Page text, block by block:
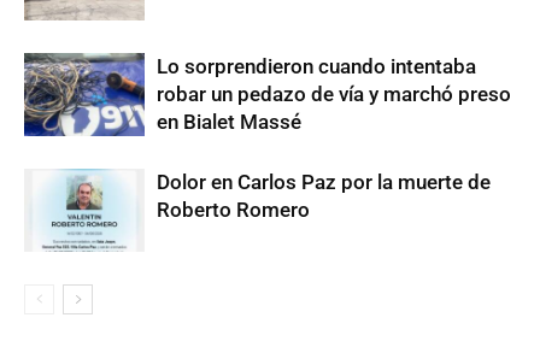
Lo sorprendieron cuando intentaba
robar un pedazo de vía y marchó preso
en Bialet Massé
Dolor en Carlos Paz por la muerte de
Roberto Romero